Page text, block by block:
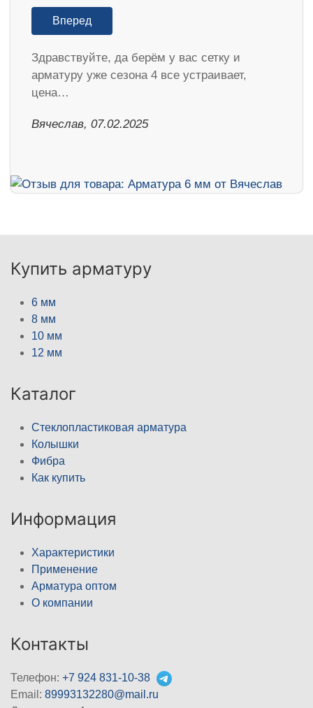
Вперед
Здравствуйте, да берём у вас сетку и
арматуру уже сезона 4 все устраивает,
цена…
Вячеслав, 07.02.2025
Купить арматуру
6 мм
8 мм
10 мм
12 мм
Каталог
Стеклопластиковая арматура
Колышки
Фибра
Как купить
Информация
Характеристики
Применение
Арматура оптом
О компании
Контакты
Телефон: +7 924 831-10-38
Email: 89993132280@mail.ru